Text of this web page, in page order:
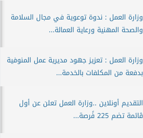
وزارة العمل : ندوة توعوية في مجال السلامة
والصحة المهنية ورعاية العمالة...
وزارة العمل : تعزيز جهود مديرية عمل المنوفية
بدفعة من المكلفات بالخدمة...
التقديم أونلاين ..وزارة العمل تعلن عن أول
ڨائمة تضم 225 فًرصة...